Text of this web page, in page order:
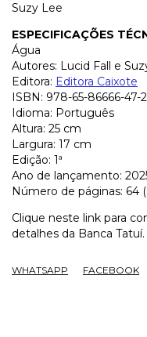
Suzy Lee
ESPECIFICAÇÕES
Água
Autores: Lucid Fall e
Editora: Editora Caixote
ISBN: 978-65-86666-47-2
Idioma: Português
Altura: 25 cm
Largura: 17 cm
Edição: 1ª
Ano de lançamento:
Número de páginas: 64
Clique neste link para
detalhes da Banca Tatuí.
WHATSAPP FACEBOOK